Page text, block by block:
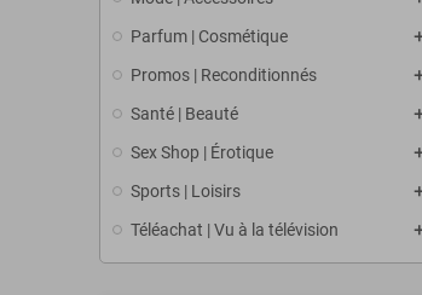
Parfum | Cosmétique
Promos | Reconditionnés
Santé | Beauté
Sex Shop | Érotique
Sports | Loisirs
Téléachat | Vu à la télévision